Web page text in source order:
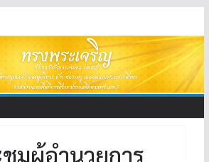
มผู้อำนวยการ